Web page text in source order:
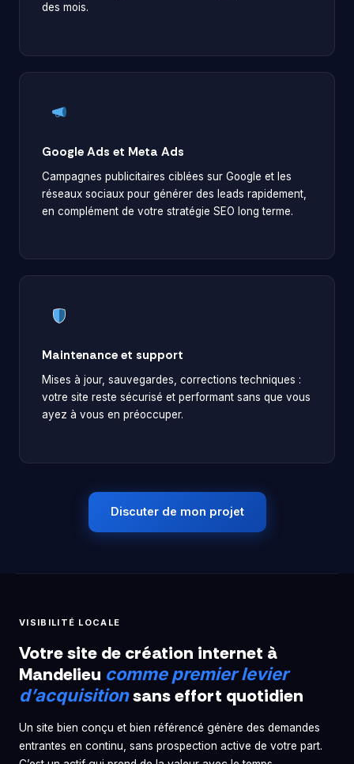
des mois.
Google Ads et Meta Ads
Campagnes publicitaires ciblées sur Google et les
réseaux sociaux pour générer des leads rapidement,
en complément de votre stratégie SEO long terme.
Maintenance et support
Mises à jour, sauvegardes, corrections techniques :
votre site reste sécurisé et performant sans que vous
ayez à vous en préoccuper.
Discuter de mon projet
VISIBILITÉ LOCALE
Votre site de création internet à
Mandelieu comme premier levier
d’acquisitionsans effort quotidien
Un site bien conçu et bien référencé génère des demandes
entrantes en continu, sans prospection active de votre part.